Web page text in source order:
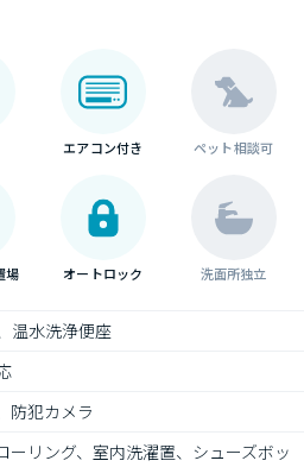
エアコン付き ペット相談可
場 オートロック 洗面所独立
温水洗浄便座
防犯カメラ
ーリング、室内洗濯置、シューズボッ